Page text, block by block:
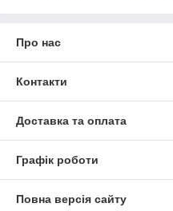
Про нас
Контакти
Доставка та оплата
Графік роботи
Повна версія сайту